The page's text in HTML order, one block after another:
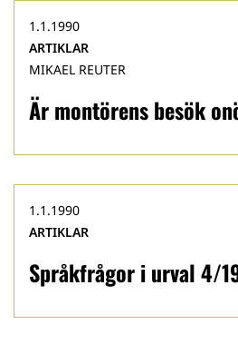
Är montörens besök
1.1.1990
ARTIKLAR
MIKAEL REUTER
Språkfrågor i urval 4/
1.1.1990
ARTIKLAR